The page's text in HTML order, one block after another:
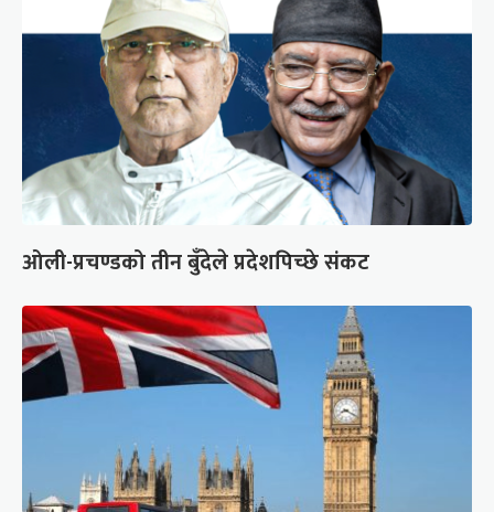
ओली-प्रचण्डको तीन बुँदेले प्रदेशपिच्छे संकट